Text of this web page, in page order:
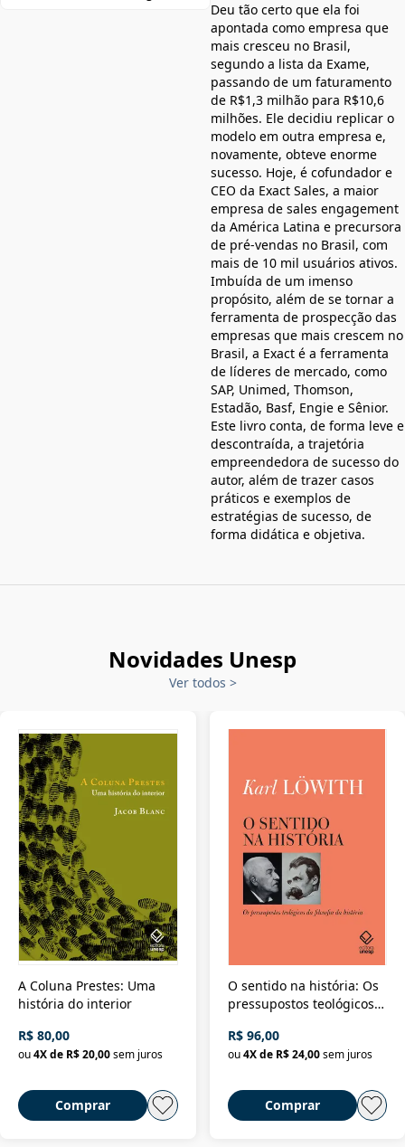
Deu tão certo que ela foi
apontada como empresa que
mais cresceu no Brasil,
segundo a lista da Exame,
passando de um faturamento
de R$1,3 milhão para R$10,6
milhões. Ele decidiu replicar o
modelo em outra empresa e,
novamente, obteve enorme
sucesso. Hoje, é cofundador e
CEO da Exact Sales, a maior
empresa de sales engagement
da América Latina e precursora
de pré-vendas no Brasil, com
mais de 10 mil usuários ativos.
Imbuída de um imenso
propósito, além de se tornar a
ferramenta de prospecção das
empresas que mais crescem no
Brasil, a Exact é a ferramenta
de líderes de mercado, como
SAP, Unimed, Thomson,
Estadão, Basf, Engie e Sênior.
Este livro conta, de forma leve e
descontraída, a trajetória
empreendedora de sucesso do
autor, além de trazer casos
práticos e exemplos de
estratégias de sucesso, de
forma didática e objetiva.
Novidades Unesp
Ver todos >
A Coluna Prestes: Uma
história do interior
R$ 80,00
ou4X de R$ 20,00sem juros
Comprar
O sentido na história: Os
pressupostos teológicos
R$ 96,00
ou 4X de R$ 24,00 sem juros
Comprar